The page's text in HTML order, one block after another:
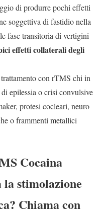
di produrre pochi effetti
soggettiva di fastidio nella
fase transitoria di vertigini
effetti collaterali degli
con rTMS chi in
epilessia o crisi convulsive
protesi cocleari, neuro
o frammenti metallici
Cocaina
stimolazione
Chiama con